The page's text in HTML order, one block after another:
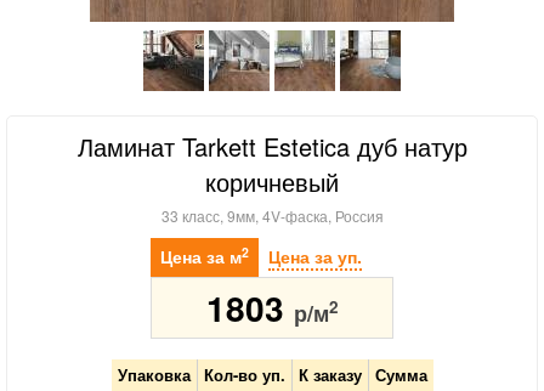
Ламинат Tarkett Estetica дуб натур
коричневый
33 класс, 9мм, 4V-фаска, Россия
Цена за м2 Цена за уп.
1803 р/м2
Упаковка Кол-во уп. К заказу
Сумма